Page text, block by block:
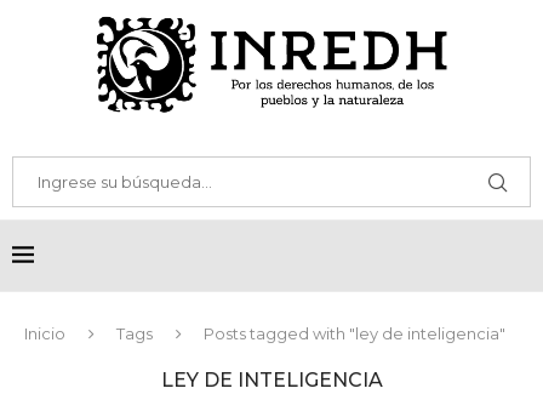
Inicio Tags Posts tagged with "ley de inteligencia"
LEY DE INTELIGENCIA